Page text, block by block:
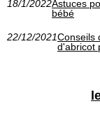
18/1/2022Astuces
bébé
22/12/2021Conseils
d'abricot